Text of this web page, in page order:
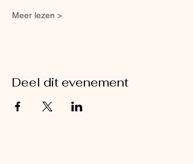
Meer lezen >
Deel dit evenement